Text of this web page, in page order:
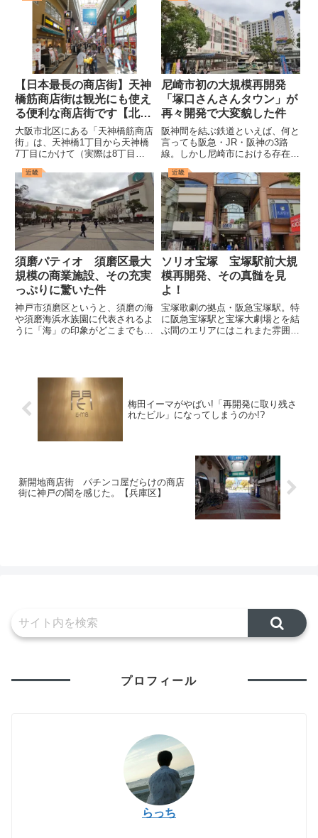
【日本最長の商店街】天神
橋筋商店街は観光にも使え
る便利な商店街です【北
区】
大阪市北区にある「天神橋筋商店
街」は、天神橋1丁目から天神橋
7丁目にかけて（実際は8丁目ま
とみなされていない）続く、全長
2.6kmにも及ぶ日本一長い商店街
だ。「大阪三大商店街」の一角に
も数えられる由緒ただしき商...
尼崎市初の大規模再開発
「塚口さんさんタウン」が
再々開発で大変貌した件
阪神間を結ぶ鉄道といえば、何と
言っても阪急・JR・阪神の3路
線。しかし尼崎市における存在感
特急の止まる阪神とは異なり、阪
急神戸線は最速達種別である特急
が尼崎市内を通過してしまうせい
か、少々その影が薄い気がして
な...
近畿
須磨パティオ 須磨区最大
規模の商業施設、その充実
っぷりに驚いた件
神戸市須磨区というと、須磨の海
や須磨海浜水族園に代表されるよ
うに「海」の印象がどこまでも拭
区」を形成しており、実に多種多
様な景色を見ることが出来るのが
近畿
ソリオ宝塚 宝塚駅前大規
模再開発、その真髄を見
よ！
宝塚歌劇の拠点・阪急宝塚駅。特
に阪急宝塚駅と宝塚大劇場とを結
ぶ間のエリアにはこれまた雰囲気
梅田イーマがやばい!「再開発に取り残さ
れたビル」になってしまうのか!?
新開地商店街 パチンコ屋だらけの商店
街に神戸の闇を感じた。【兵庫区】
プロフィール
らっち